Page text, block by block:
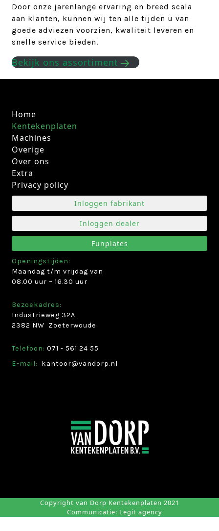
Door onze jarenlange ervaring en breed scala
aan klanten, kunnen wij ten alle tijden u van
goede adviezen voorzien, kwaliteit leveren en
snelle service bieden.
Bekijk ons assortiment
Home
Kentekenplaten
Machines
Overige
Over ons
Extra
Privacy policy
Inloggen fabrikant
Inloggen dealer
Funplates
Openingstijden:
Maandag t/m vrijdag van
08.00 uur – 16.30 uur
Bezoekadres:
Industrieweg 32A
2382 NW Zoeterwoude
Telefoon: 071­ -­ 561 24 55
E-mail:
kantoor@vandorp.nl
Copyright van Dorp Kentekenplaten 2021
Communicatie: Legit agency